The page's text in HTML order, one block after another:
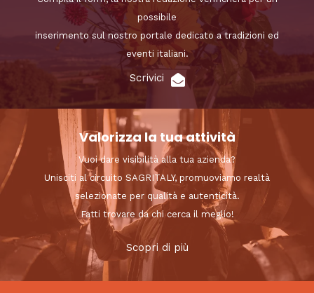
possibile
inserimento sul nostro portale dedicato a tradizioni ed
eventi italiani.
Scrivici
Valorizza la tua attività
Vuoi dare visibilità alla tua azienda?
Unisciti al circuito SAGRITALY, promuoviamo realtà
selezionate per qualità e autenticità.
Fatti trovare da chi cerca il meglio!
Scopri di più